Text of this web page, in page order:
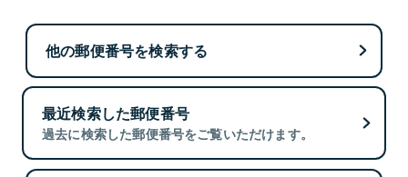
他の郵便番号を検索する
最近検索した郵便番号
過去に検索した郵便番号をご覧いただけます。